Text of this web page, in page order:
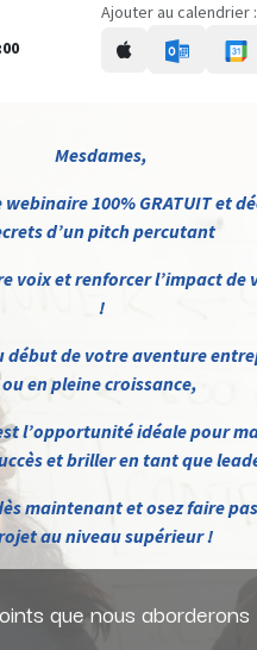
Ajouter au calendrier :
Mesdames,
100% GRATUIT et
d’un pit​ch percutant
voix et renforcer l’impact de
!
début de votre aventure
ou en pleine croissance,
l’opportunité idéale pour
et briller en tant que
maintenant et osez faire
au niveau supérieur !
que nous aborderons